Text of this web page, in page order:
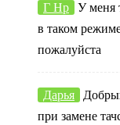
Г Нр
У меня
в таком
пожалуйста
Дарья
при замене